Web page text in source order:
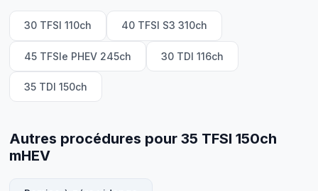
30 TFSI 110ch 40 TFSI S3 310ch
45 TFSIe PHEV 245ch 30 TDI 116ch
35 TDI 150ch
Autres procédures pour 35 TFSI 150ch
mHEV